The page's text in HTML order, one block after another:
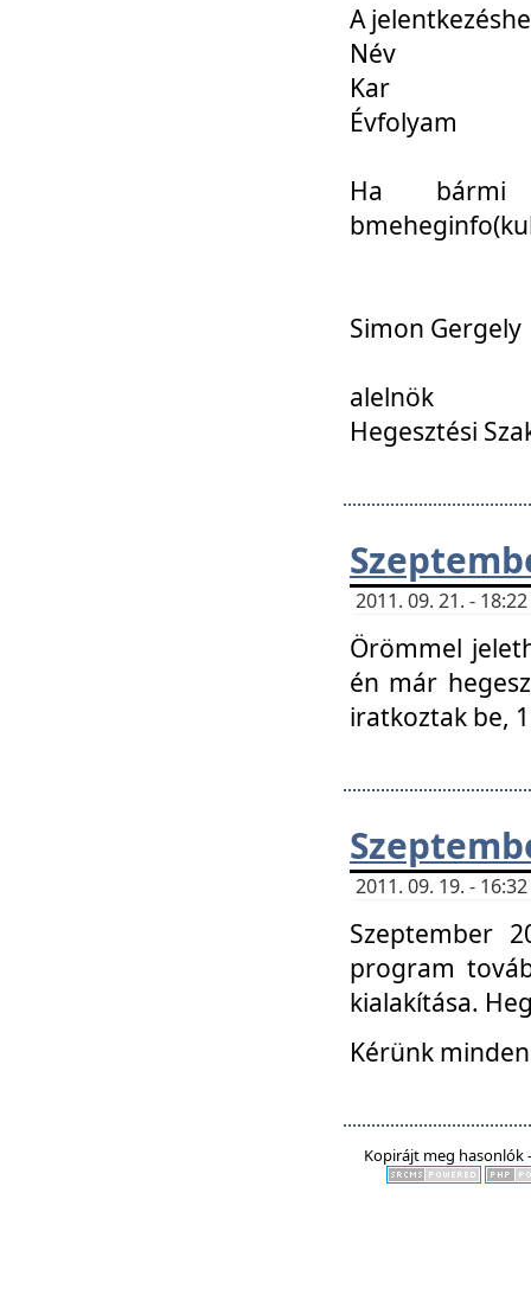
A
Név
Kar
Évfolyam
Ha
Simon Gergely
alelnök
Hegesztési
2011. 09. 21. -
Örömmel
én már
iratkoztak be,
2011. 09. 19. -
Szeptember
program
kialakítása.
Kérünk
Kopirájt meg hasonlók